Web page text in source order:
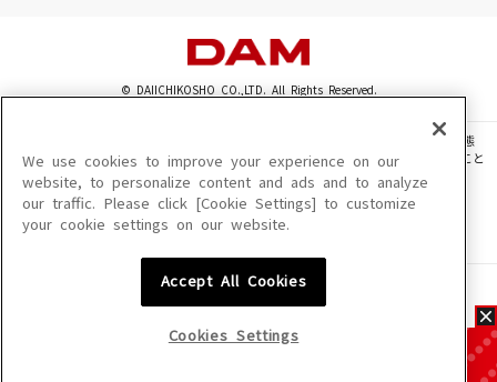
© DAIICHIKOSHO CO.,LTD. All Rights Reserved.
このサイトに掲載されている一切の文章・画像・写真・動画・音声等を、手段や形態
を問わず、著作権法の定める範囲を超えて無断で複製、転載、ファイル化などすること
を禁じます。
楽曲及びコンテンツは、機種によりご利用いただけない場合があります。
楽曲及びコンテンツの配信日、配信内容が変更になる場合があります。
We use cookies to improve your experience on our
website, to personalize content and ads and to analyze
our traffic. Please click [Cookie Settings] to customize
your cookie settings on our website.
Accept All Cookies
Cookies Settings